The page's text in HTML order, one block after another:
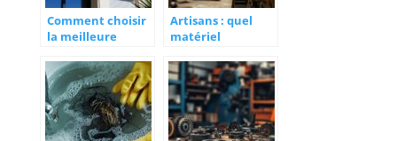
Comment choisir
la meilleure
votre volet
roulant à Nice
Artisans : quel
matériel
choisir ?